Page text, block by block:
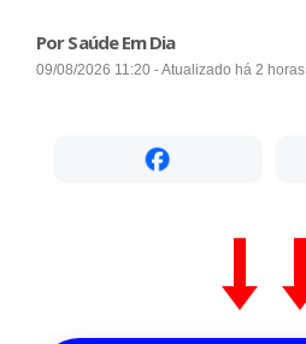
Por Saúde Em Dia
09/08/2026 11:20 - Atualizado há 2 horas